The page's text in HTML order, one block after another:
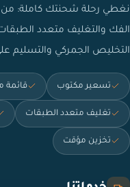
نغطي رحلة شحنتك كاملة: من
الفك والتغليف متعدد
التخليص الجمركي والتسليم
تسعير مكتوب قائمة
تغليف متعدد الطبقات
تخزين مؤقت